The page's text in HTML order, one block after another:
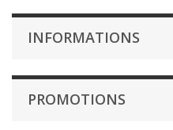
INFORMATIONS
PROMOTIONS